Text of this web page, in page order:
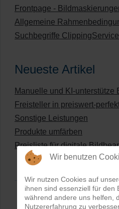
Frontpage -
Allgemeine
Suchbegriffe
Neueste Artikel
Manuelle und KI-unterstütze
Freisteller in preiswert-
Sonstige Leistungen
Produkte umfärben
Preisliste für digitale
Wir benutzen
Wir nutzen Cookies auf
ihnen sind essenziell für den
während andere uns helfen,
Nutzererfahrung zu